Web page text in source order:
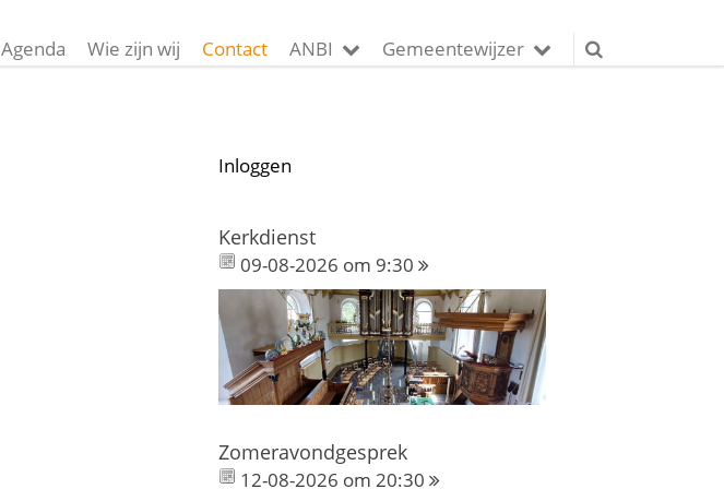
Agenda Wie zijn wij Contact ANBI Gemeentewijzer
Inloggen
Kerkdienst
09-08-2026 om 9:30
Zomeravondgesprek
12-08-2026 om 20:30